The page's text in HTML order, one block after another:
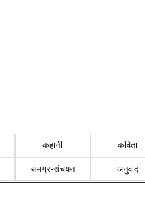
कहानी कविता
समग्र-संचयन अनुवाद